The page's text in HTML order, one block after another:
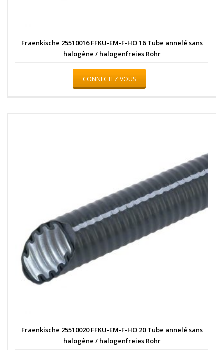
Fraenkische 25510016 FFKU-EM-F-HO 16 Tube annelé sans
halogène / halogenfreies Rohr
CONNECTEZ VOUS
Fraenkische 25510020 FFKU-EM-F-HO 20 Tube annelé sans
halogène / halogenfreies Rohr